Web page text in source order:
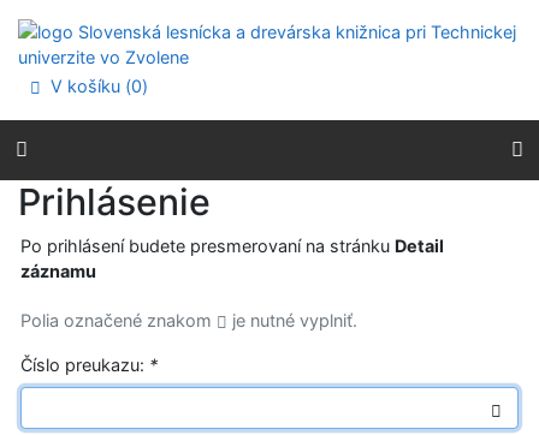
Prejsť na menu
Prehlásenie o webovej prístupnosti
V košíku (0)
Prihlásenie
Po prihlásení budete presmerovaní na stránku Detail
záznamu
Polia označené znakom je nutné vyplniť.
Číslo preukazu: *